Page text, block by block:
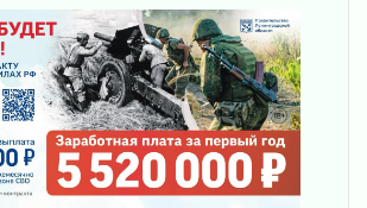
кризиса в регионе прошёл
и стойкости
— бойцам «Барс-Ленинградец»
будущего — к заветной цели